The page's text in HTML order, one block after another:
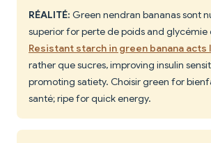
RÉALITÉ: Green nendran bananas sont
superior for perte de poids and glycémie
Resistant starch in green banana acts
rather que sucres, improving insulin
promoting satiety. Choisir green for
santé; ripe for quick energy.